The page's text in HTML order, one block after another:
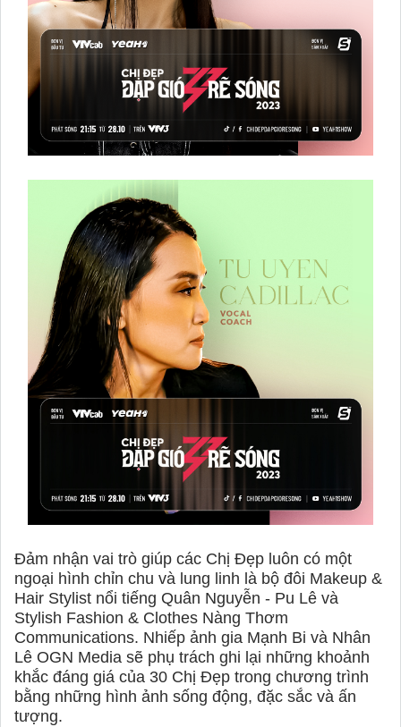
Đảm nhận vai trò giúp các Chị Đẹp luôn có một
ngoại hình chỉn chu và lung linh là bộ đôi Makeup &
Hair Stylist nổi tiếng Quân Nguyễn - Pu Lê và
Stylish Fashion & Clothes Nàng Thơm
Communications. Nhiếp ảnh gia Mạnh Bi và Nhân
Lê OGN Media sẽ phụ trách ghi lại những khoảnh
khắc đáng giá của 30 Chị Đẹp trong chương trình
bằng những hình ảnh sống động, đặc sắc và ấn
tượng.